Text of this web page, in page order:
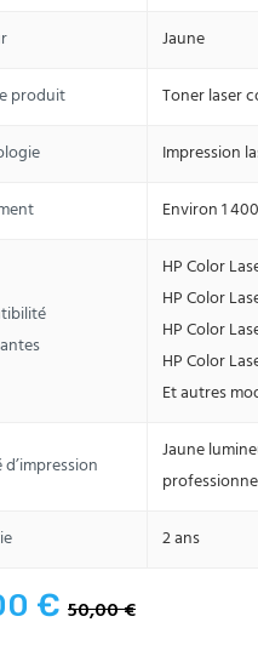
Jaune
produit Toner laser
Impression
Environ 1
HP Color
HP Color
HP Color
HP Color
Et autres
Jaune
2 ans
€ 50,00 €